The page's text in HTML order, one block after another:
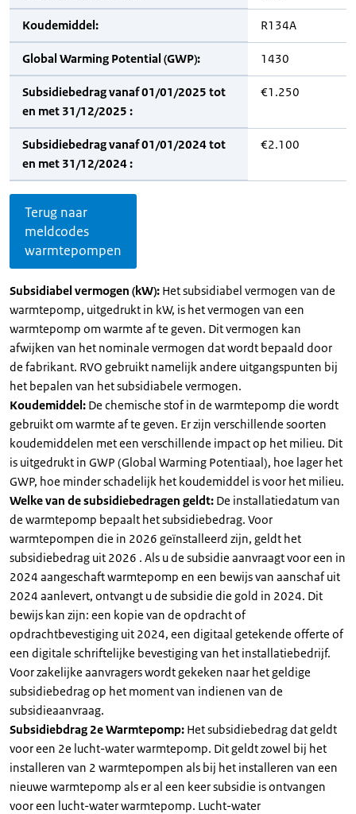
Koudemiddel: R134A
Global Warming Potential (GWP): 1430
Subsidiebedrag vanaf 01/01/2025 tot
en met 31/12/2025 :
€1.250
Subsidiebedrag vanaf 01/01/2024 tot
en met 31/12/2024 :
€2.100
Terug naar
meldcodes
warmtepompen
Subsidiabel vermogen (kW): Het subsidiabel vermogen van de
warmtepomp, uitgedrukt in kW, is het vermogen van een
warmtepomp om warmte af te geven. Dit vermogen kan
afwijken van het nominale vermogen dat wordt bepaald door
de fabrikant. RVO gebruikt namelijk andere uitgangspunten bij
het bepalen van het subsidiabele vermogen.
Koudemiddel: De chemische stof in de warmtepomp die wordt
gebruikt om warmte af te geven. Er zijn verschillende soorten
koudemiddelen met een verschillende impact op het milieu. Dit
is uitgedrukt in GWP (Global Warming Potentiaal), hoe lager het
GWP, hoe minder schadelijk het koudemiddel is voor het milieu.
Welke van de subsidiebedragen geldt: De installatiedatum van
de warmtepomp bepaalt het subsidiebedrag. Voor
warmtepompen die in 2026 geïnstalleerd zijn, geldt het
subsidiebedrag uit 2026 . Als u de subsidie aanvraagt voor een in
2024 aangeschaft warmtepomp en een bewijs van aanschaf uit
2024 aanlevert, ontvangt u de subsidie die gold in 2024. Dit
bewijs kan zijn: een kopie van de opdracht of
opdrachtbevestiging uit 2024, een digitaal getekende offerte of
een digitale schriftelijke bevestiging van het installatiebedrijf.
Voor zakelijke aanvragers wordt gekeken naar het geldige
subsidiebedrag op het moment van indienen van de
subsidieaanvraag.
Subsidiebdrag 2e Warmtepomp: Het subsidiebedrag dat geldt
voor een 2e lucht-water warmtepomp. Dit geldt zowel bij het
installeren van 2 warmtepompen als bij het installeren van een
nieuwe warmtepomp als er al een keer subsidie is ontvangen
voor een lucht-water warmtepomp. Lucht-water